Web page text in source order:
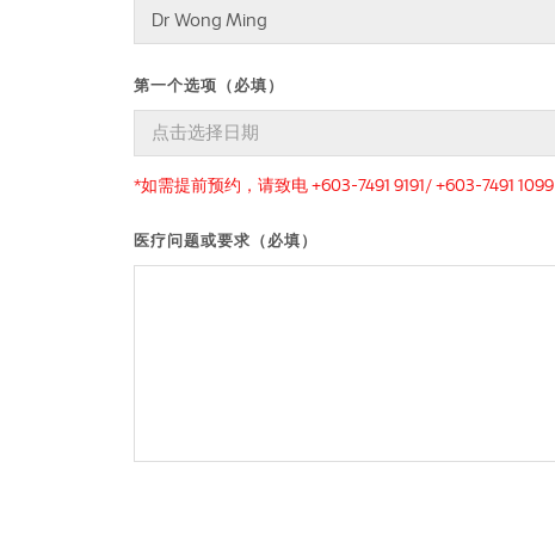
第一个选项（必填）
*如需提前预约，请致电 +603-7491 9191/ +603-7491 1099
医疗问题或要求（必填）